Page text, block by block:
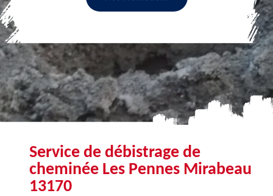
Service de débistrage de
cheminée Les Pennes Mirabeau
13170